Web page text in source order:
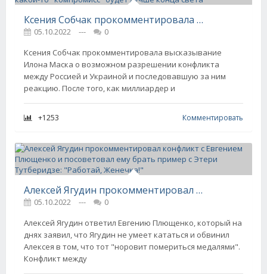
Ксения Собчак прокомментировала критику в адрес Илона Маска после его слов о конфликте на Украине: "Хоть какой-то "компромисс" будет лучше конца света"
05.10.2022 ---
0
Ксения Собчак прокомментировала высказывание
Илона Маска о возможном разрешении конфликта
между Россией и Украиной и последовавшую за ним
реакцию. После того, как миллиардер и
+1253 Комментировать
Алексей Ягудин прокомментировал конфликт с Евгением Плющенко и посоветовал ему брать пример с Этери Тутберидзе: "Работай, Женечка!"
05.10.2022 ---
0
Алексей Ягудин ответил Евгению Плющенко, который на
днях заявил, что Ягудин не умеет кататься и обвинил
Алексея в том, что тот "норовит помериться медалями".
Конфликт между